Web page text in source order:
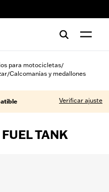
para motocicletas/
/Calcomanías y medallones
Verificar ajuste
TANK